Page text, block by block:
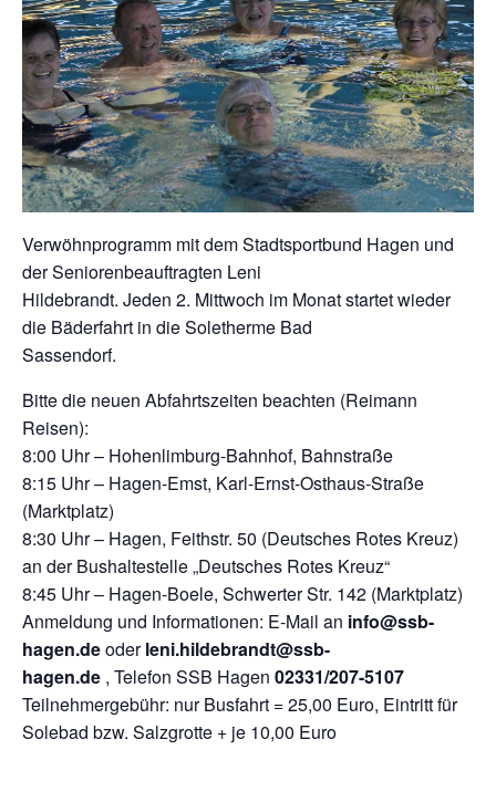
Verwöhnprogramm mit dem Stadtsportbund Hagen und
der Seniorenbeauftragten Leni
Hildebrandt. Jeden 2. Mittwoch im Monat startet wieder
die Bäderfahrt in die Soletherme Bad
Sassendorf.
Bitte die neuen Abfahrtszeiten beachten (Reimann
Reisen):
8:00 Uhr – Hohenlimburg-Bahnhof, Bahnstraße
8:15 Uhr – Hagen-Emst, Karl-Ernst-Osthaus-Straße
(Marktplatz)
8:30 Uhr – Hagen, Feithstr. 50 (Deutsches Rotes Kreuz)
an der Bushaltestelle „Deutsches Rotes Kreuz“
8:45 Uhr – Hagen-Boele, Schwerter Str. 142 (Marktplatz)
Anmeldung und Informationen: E-Mail an info@ssb-
hagen.deoderleni.hildebrandt@ssb-
hagen.de , Telefon SSB Hagen 02331/207-5107
Teilnehmergebühr: nur Busfahrt = 25,00 Euro, Eintritt für
Solebad bzw. Salzgrotte + je 10,00 Euro